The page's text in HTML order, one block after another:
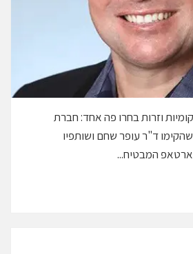
וזרות בחרו פה אחד: חברת
ד"ר עופר שחם ושותפיו
המבטיח...